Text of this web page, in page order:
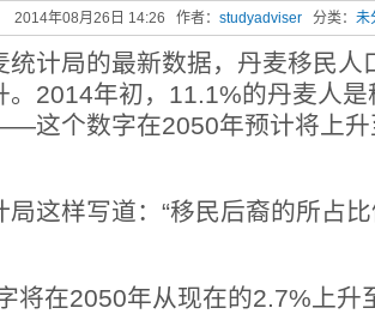
2014年08月26日 14:26 作者： studyadviser分类： 未
统计局的最新数据，丹麦移民人
。2014年初，11.1%的丹麦人
这个数字在2050年预计将上升
局这样写道：“移民后裔的所占
将在2050年从现在的2.7%上升